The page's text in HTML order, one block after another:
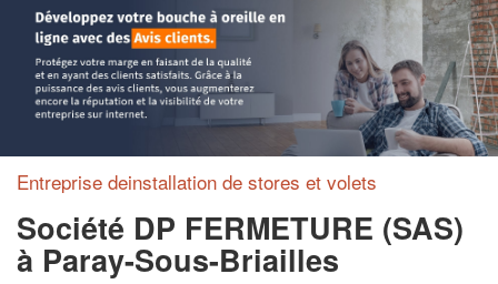
Entreprise deinstallation de stores et volets
Société DP FERMETURE (SAS)
à Paray-Sous-Briailles